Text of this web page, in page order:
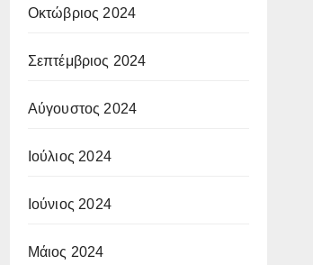
Οκτώβριος 2024
Σεπτέμβριος 2024
Αύγουστος 2024
Ιούλιος 2024
Ιούνιος 2024
Μάιος 2024